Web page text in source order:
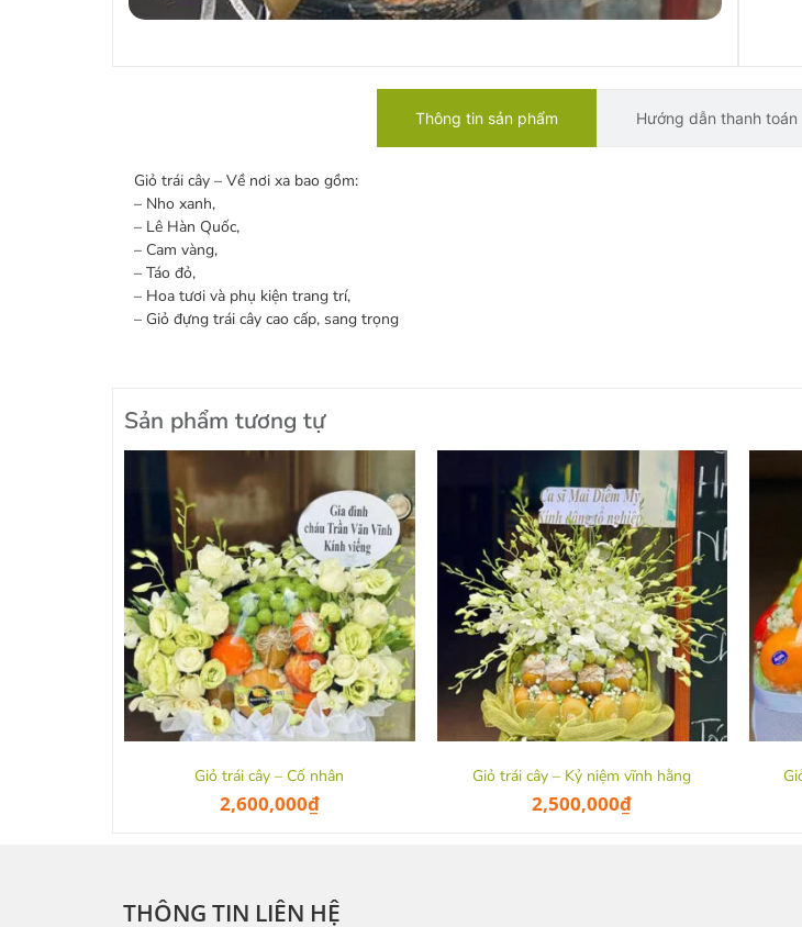
Thông tin sản phẩm Hướng dẫn thanh toán
Giỏ trái cây – Về nơi xa bao gồm:
– Nho xanh,
– Lê Hàn Quốc,
– Cam vàng,
– Táo đỏ,
– Hoa tươi và phụ kiện trang trí,
– Giỏ đựng trái cây cao cấp, sang trọng
Sản phẩm tương tự
Giỏ trái cây – Cố nhân
2,600,000₫
Giỏ trái cây – Kỷ niệm vĩnh hằng
2,500,000₫
THÔNG TIN LIÊN HỆ